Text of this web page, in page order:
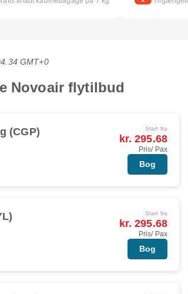
GMT+0
Novoair flytilbud
(CGP) Start fra
kr. 295.68
Pris/ Pax
Bog
Start fra
kr. 295.68
Pris/ Pax
Bog